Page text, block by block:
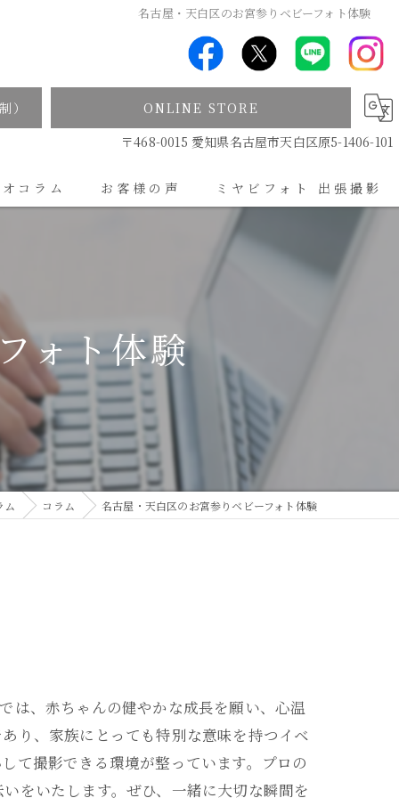
名古屋・天白区のお宮参りベビーフォト体験
）
ONLINE STORE
〒468-0015 愛知県名古屋市天白区原5-1406-101
コラム お客様の声 ミヤビフォト 出張撮影
出張撮影について
ォト体験
ム コラム 名古屋・天白区のお宮参りベビーフォト体験
は、赤ちゃんの健やかな成長を願い、心温
り、家族にとっても特別な意味を持つイベ
て撮影できる環境が整っています。プロの
をいたします。ぜひ、一緒に大切な瞬間を